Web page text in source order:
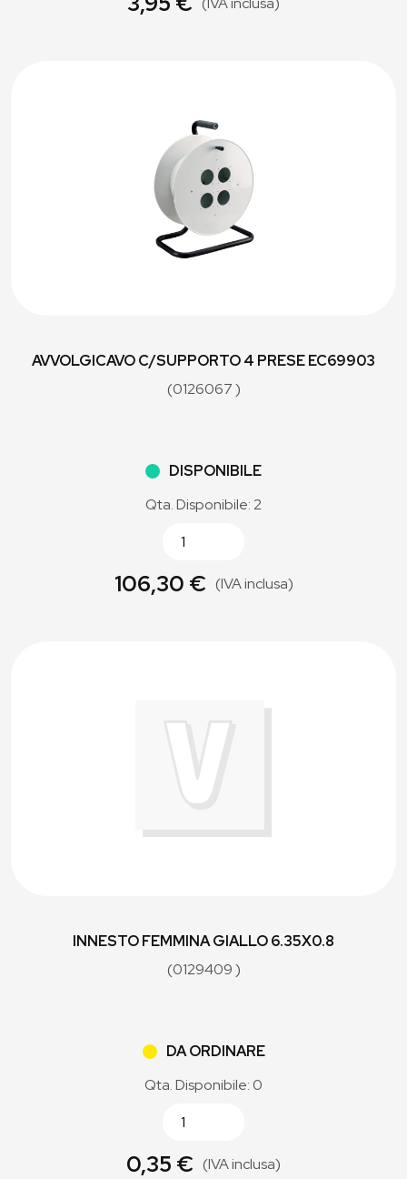
AVVOLGICAVO C/SUPPORTO 4 PRESE EC69903
(0126067 )
DISPONIBILE
Qta. Disponibile: 2
106,30 € (IVA inclusa)
INNESTO FEMMINA GIALLO 6.35X0.8
(0129409 )
DA ORDINARE
Qta. Disponibile: 0
0,35 € (IVA inclusa)